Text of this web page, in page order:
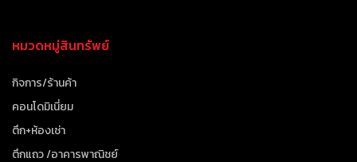
หมวดหมู่สินทรัพย์
กิจการ/ร้านค้า
คอนโดมิเนี่ยม
ตึก+ห้องเช่า
ตึกแถว /อาคารพาณิชย์